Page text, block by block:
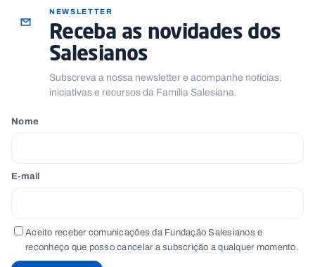
NEWSLETTER
Receba as novidades dos
Salesianos
Subscreva a nossa newsletter e acompanhe notícias,
iniciativas e recursos da Família Salesiana.
Nome
E-mail
Aceito receber comunicações da Fundação Salesianos e
reconheço que posso cancelar a subscrição a qualquer momento.
d
a
a
c
t
o
s
N
e
w
e
r